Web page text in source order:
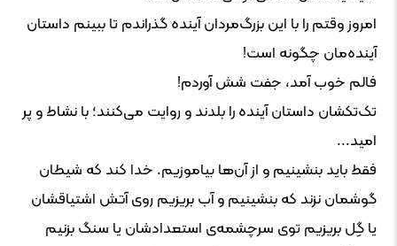
امروز وقتم را با این بزرگ‌مردان آینده گذراندم تا ببینم داستان
آینده‌مان چگونه است!
فالم خوب آمد، جفت شش آوردم!
تک‌تکشان داستان آینده را بلدند و روایت می‌کنند؛ با نشاط و پر
امید...
فقط باید بنشینیم و از آن‌ها بیاموزیم. خدا کند که شیطان
گوشمان نزند که بنشینیم و آب بریزیم روی آتش اشتیاقشان
یا گِل بریزیم توی سرچشمه‌ی استعدادشان یا سنگ بزنیم